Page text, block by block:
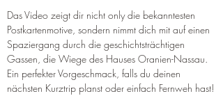
Das Video zeigt dir nicht only die bekanntesten
Postkartenmotive, sondern nimmt dich mit auf einen
Spaziergang durch die geschichtsträchtigen
Gassen, die Wiege des Hauses Oranien-Nassau.
Ein perfekter Vorgeschmack, falls du deinen
nächsten Kurztrip planst oder einfach Fernweh hast!